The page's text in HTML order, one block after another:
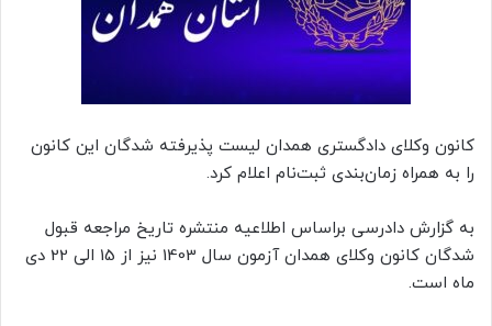
کانون وکلای دادگستری همدان لیست پذیرفته شدگان این کانون
را به همراه زمان‌بندی ثبت‌نام اعلام کرد.
به گزارش دادرسی براساس اطلاعیه منتشره تاریخ مراجعه قبول
شدگان کانون وکلای همدان آزمون سال 1403 نیز از 15 الی 22 دی
ماه است.